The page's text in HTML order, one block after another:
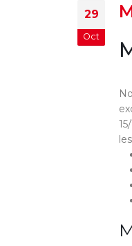
29
Oct